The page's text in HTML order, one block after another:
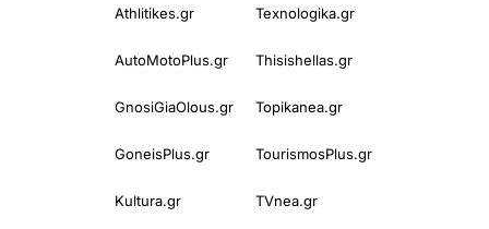
Athlitikes.gr Texnologika.gr
AutoMotoPlus.gr Thisishellas.gr
GnosiGiaOlous.gr Topikanea.gr
GoneisPlus.gr TourismosPlus.gr
Kultura.gr TVnea.gr